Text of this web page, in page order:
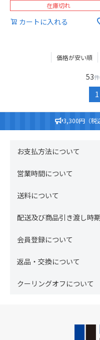
在庫切れ
カートに入れる
価格が安い順
53
1
3,300円（税
お支払方法について
営業時間について
送料について
配送及び商品引き渡し時
会員登録について
返品・交換について
クーリングオフについて